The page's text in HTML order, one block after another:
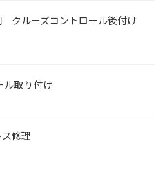
クルーズコントロール後付け
ル取り付け
修理